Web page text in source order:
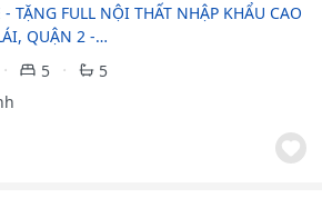
TẶNG FULL NỘI THẤT NHẬP KHẨU CAO
QUẬN 2 -…
5
5